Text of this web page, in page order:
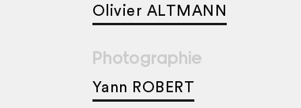
Olivier ALTMANN
Photographie
Yann ROBERT